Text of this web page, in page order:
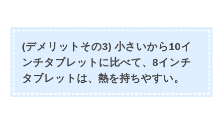
(デメリットその3) 小さいから10イ
ンチタブレットに比べて、8インチ
タブレットは、熱を持ちやすい。